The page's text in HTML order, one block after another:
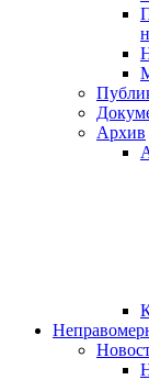
Архив